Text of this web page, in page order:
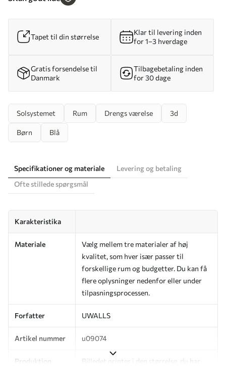
Tapet til din størrelse
Klar til levering inden
for 1–3 hverdage
Gratis forsendelse til
Danmark
Tilbagebetaling inden
for 30 dage
Solsystemet Rum Drengs værelse 3d
Børn Blå
Specifikationer og materiale
Levering og betaling
Ofte stillede spørgsmål
Karakteristika
Materiale
Vælg mellem tre materialer af høj
kvalitet, som hver især passer til
forskellige rum og budgetter. Du kan få
flere oplysninger nedenfor eller under
tilpasningsprocessen.
Forfatter UWALLS
Artikel nummer u09074
Produktion
Billedet printes i den størrelse, du har